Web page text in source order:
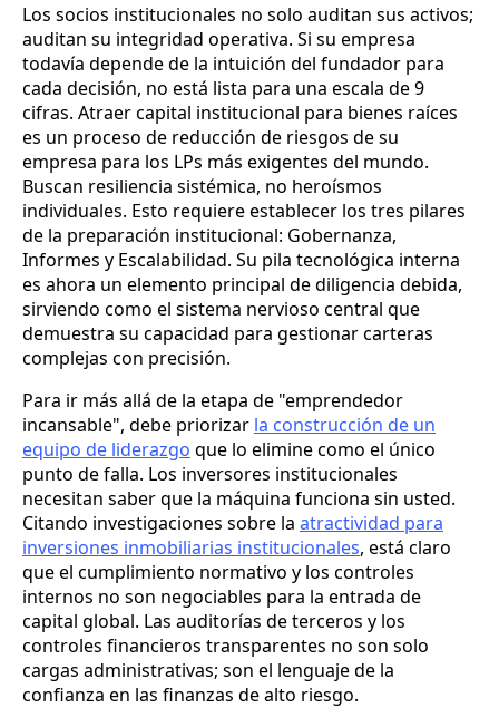
Los socios institucionales no solo auditan sus activos;
auditan su integridad operativa. Si su empresa
todavía depende de la intuición del fundador para
cada decisión, no está lista para una escala de 9
cifras. Atraer capital institucional para bienes raíces
es un proceso de reducción de riesgos de su
empresa para los LPs más exigentes del mundo.
Buscan resiliencia sistémica, no heroísmos
individuales. Esto requiere establecer los tres pilares
de la preparación institucional: Gobernanza,
Informes y Escalabilidad. Su pila tecnológica interna
es ahora un elemento principal de diligencia debida,
sirviendo como el sistema nervioso central que
demuestra su capacidad para gestionar carteras
complejas con precisión.
Para ir más allá de la etapa de "emprendedor
incansable", debe priorizar la construcción de un
equipo de liderazgo que lo elimine como el único
punto de falla. Los inversores institucionales
necesitan saber que la máquina funciona sin usted.
Citando investigaciones sobre la atractividad para
inversiones inmobiliarias institucionales, está claro
que el cumplimiento normativo y los controles
internos no son negociables para la entrada de
capital global. Las auditorías de terceros y los
controles financieros transparentes no son solo
cargas administrativas; son el lenguaje de la
confianza en las finanzas de alto riesgo.